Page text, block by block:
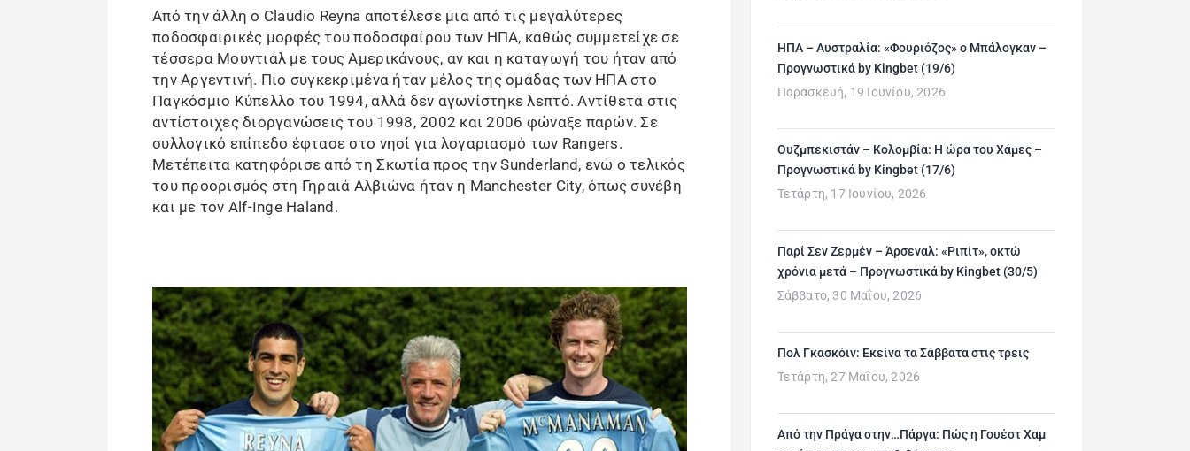
Από την άλλη ο Claudio Reyna αποτέλεσε μια από τις μεγαλύτερες
ποδοσφαιρικές μορφές του ποδοσφαίρου των ΗΠΑ, καθώς συμμετείχε σε
τέσσερα Μουντιάλ με τους Αμερικάνους, αν και η καταγωγή του ήταν από
την Αργεντινή. Πιο συγκεκριμένα ήταν μέλος της ομάδας των ΗΠΑ στο
Παγκόσμιο Κύπελλο του 1994, αλλά δεν αγωνίστηκε λεπτό. Αντίθετα στις
αντίστοιχες διοργανώσεις του 1998, 2002 και 2006 φώναξε παρών. Σε
συλλογικό επίπεδο έφτασε στο νησί για λογαριασμό των Rangers.
Μετέπειτα κατηφόρισε από τη Σκωτία προς την Sunderland, ενώ ο τελικός
του προορισμός στη Γηραιά Αλβιώνα ήταν η Manchester City, όπως συνέβη
και με τον Alf-Inge Haland.
ΗΠΑ – Αυστραλία: «Φουριόζος» ο Μπάλογκαν –
Προγνωστικά by Kingbet (19/6)
Παρασκευή, 19 Ιουνίου, 2026
Ουζμπεκιστάν – Κολομβία: Η ώρα του Χάμες –
Προγνωστικά by Kingbet (17/6)
Τετάρτη, 17 Ιουνίου, 2026
Παρί Σεν Ζερμέν – Άρσεναλ: «Ριπίτ», οκτώ
χρόνια μετά – Προγνωστικά by Kingbet (30/5)
Σάββατο, 30 Μαΐου, 2026
Πολ Γκασκόιν: Εκείνα τα Σάββατα στις τρεις
Τετάρτη, 27 Μαΐου, 2026
Από την Πράγα στην…Πάργα: Πώς η Γουέστ Χαμ